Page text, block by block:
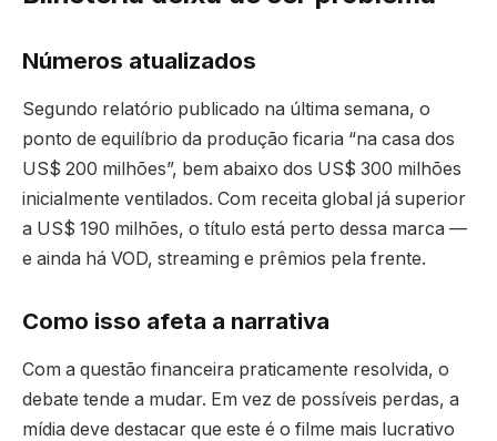
Números atualizados
Segundo relatório publicado na última semana, o
ponto de equilíbrio da produção ficaria “na casa dos
US$ 200 milhões”, bem abaixo dos US$ 300 milhões
inicialmente ventilados. Com receita global já superior
a US$ 190 milhões, o título está perto dessa marca —
e ainda há VOD, streaming e prêmios pela frente.
Como isso afeta a narrativa
Com a questão financeira praticamente resolvida, o
debate tende a mudar. Em vez de possíveis perdas, a
mídia deve destacar que este é o filme mais lucrativo